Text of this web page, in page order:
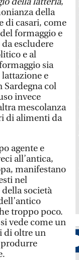
della
di casari, come
formaggio e
escludere
e al
sia
e
Sardegna col
invece
mescolanza
di alimenti da
agente e
all’antica,
manifestano
nel
società
troppo poco.
vede come un
di oltre un
produrre